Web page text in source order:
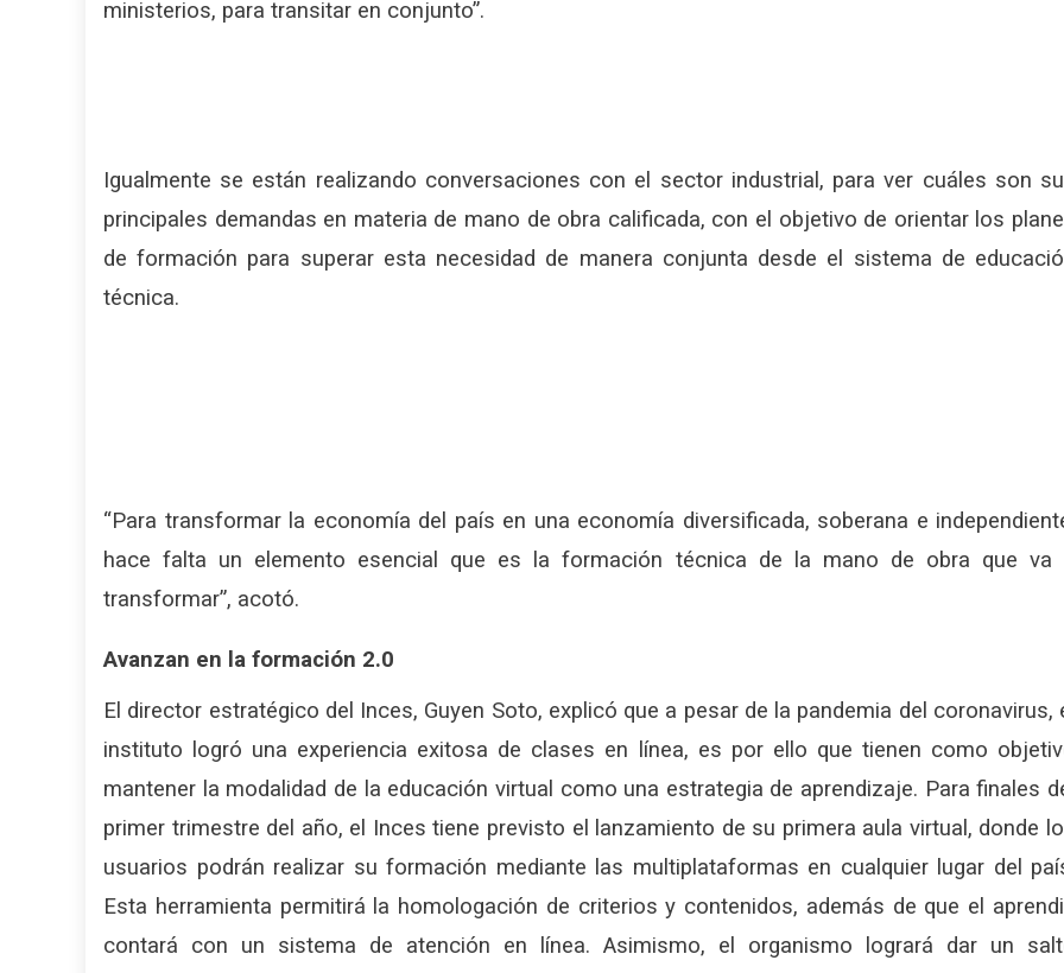
ministerios, para transitar en conjunto”.
Igualmente se están realizando conversaciones con el sector industrial, para ver cuáles son
principales demandas en materia de mano de obra calificada, con el objetivo de orientar los
de formación para superar esta necesidad de manera conjunta desde el sistema de
técnica.
“Para transformar la economía del país en una economía diversificada, soberana e
hace falta un elemento esencial que es la formación técnica de la mano de obra que va
transformar”, acotó.
Avanzan en la formación 2.0
El director estratégico del Inces, Guyen Soto, explicó que a pesar de la pandemia del coronavirus,
instituto logró una experiencia exitosa de clases en línea, es por ello que tienen como
mantener la modalidad de la educación virtual como una estrategia de aprendizaje. Para finales
primer trimestre del año, el Inces tiene previsto el lanzamiento de su primera aula virtual, donde
usuarios podrán realizar su formación mediante las multiplataformas en cualquier lugar del
Esta herramienta permitirá la homologación de criterios y contenidos, además de que el
contará con un sistema de atención en línea. Asimismo, el organismo logrará dar un